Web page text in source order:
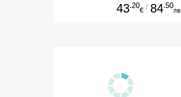
43.20
€ / 84.50
лв.